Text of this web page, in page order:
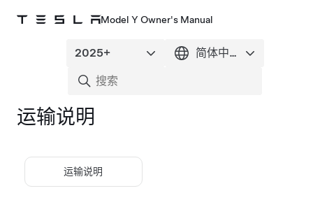
Model Y Owner's Manual
运输说明
运输说明